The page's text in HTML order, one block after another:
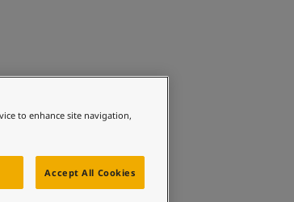
to enhance site navigation,
Accept All Cookies